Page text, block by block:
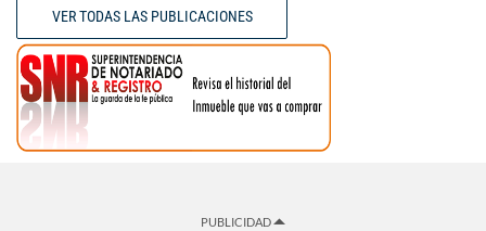
VER TODAS LAS PUBLICACIONES
PUBLICIDAD